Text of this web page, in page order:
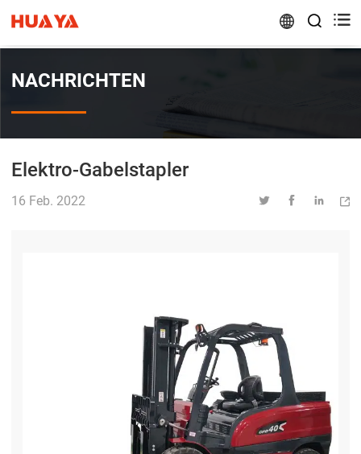
 
NACHRICHTEN
Elektro-Gabelstapler
16 Feb. 2022    